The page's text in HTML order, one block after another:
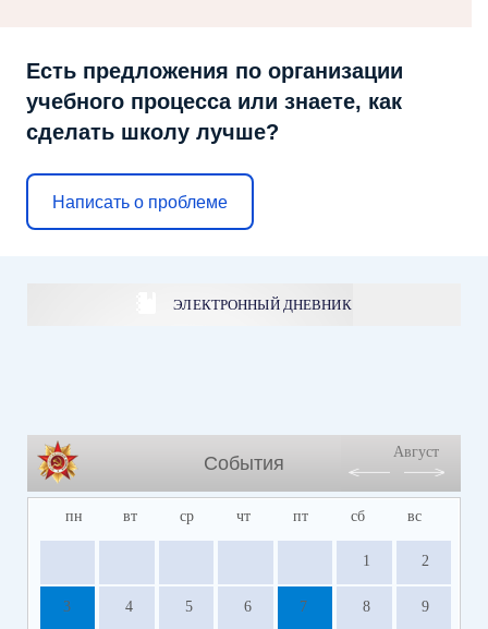
Есть предложения по организации
учебного процесса или знаете, как
сделать школу лучше?
Написать о проблеме
ЭЛЕКТРОННЫЙ ДНЕВНИК
События
Август
пн вт ср чт пт сб вс
1 2
3 4 5 6 7 8 9